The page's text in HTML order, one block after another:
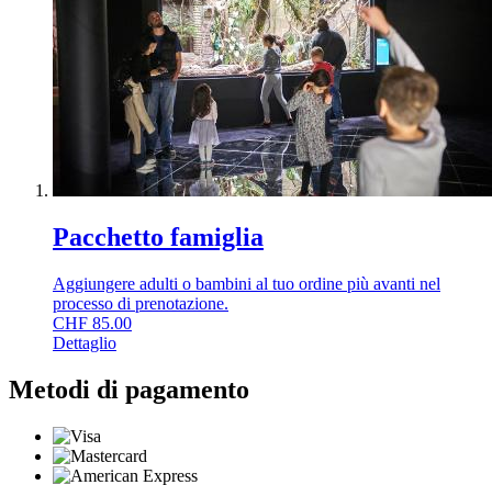
Pacchetto famiglia
Aggiungere adulti o bambini al tuo ordine più avanti nel
processo di prenotazione.
CHF 85.00
Dettaglio
Metodi di pagamento